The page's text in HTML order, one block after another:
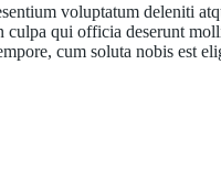
voluptatum deleniti
qui officia deserunt
cum soluta nobis est